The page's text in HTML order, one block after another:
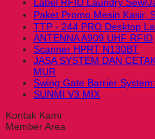
Paket Promo Mesin Kasir,
TTP - 244 PRO Desktop
ANTENNA A909 UHF RFID
Scanner HPRT N130BT
JASA SYSTEM DAN
MUR
Swing Gate Barrier
SUNMI V3 MIX
Kontak Kami
Member Area